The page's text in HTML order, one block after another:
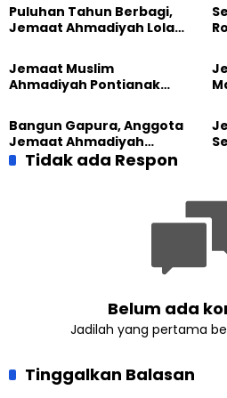
Puluhan Tahun Berbagi,
Jemaat Ahmadiyah Lolak
Sembako kepada Warga
Jemaat Muslim
Ahmadiyah Pontianak
Perkuat Kolaborasi Sosial
Bangun Gapura, Anggota
Jemaat Ahmadiyah
Madukara dan Warga
Tidak ada Respon
Belum ada
Jadilah yang pertama
Tinggalkan Balasan